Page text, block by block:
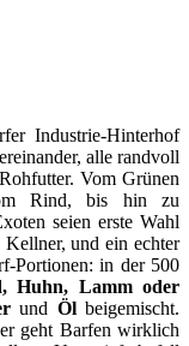
Industrie-Hinterhof
alle randvoll
Vom Grünen
Rind, bis hin zu
seien erste Wahl
und ein echter
Portionen: in der 500
Huhn, Lamm oder
und Ölbeigemischt.
geht Barfen wirklich